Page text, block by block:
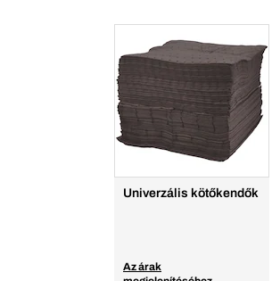
Univerzális kötőkendők
Az árak